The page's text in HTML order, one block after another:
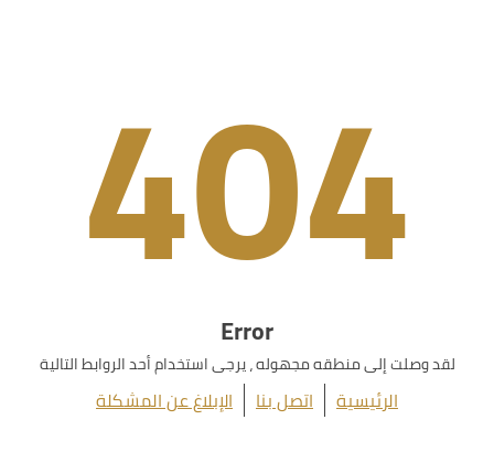
404
Error
لقد وصلت إلى منطقه مجهوله ، يرجى استخدام أحد الروابط التالية
الرئيسية اتصل بنا الإبلاغ عن المشكلة